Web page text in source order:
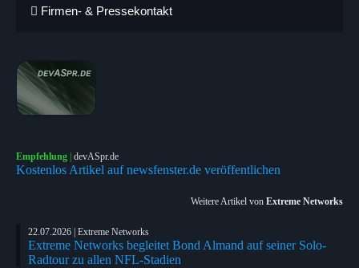
Firmen- & Pressekontakt
Empfehlung devASpr.de
Kostenlos Artikel auf newsfenster.de veröffentlichen
Weitere Artikel von Extreme Networks
22.07.2026 | Extreme Networks
Extreme Networks begleitet Bond Almand auf seiner Solo-
Radtour zu allen NFL-Stadien